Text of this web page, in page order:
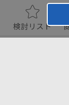
検討リスト